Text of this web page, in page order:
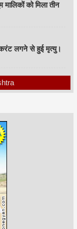
को मिला तीन
करंट लगने से हुई मृत्यु।